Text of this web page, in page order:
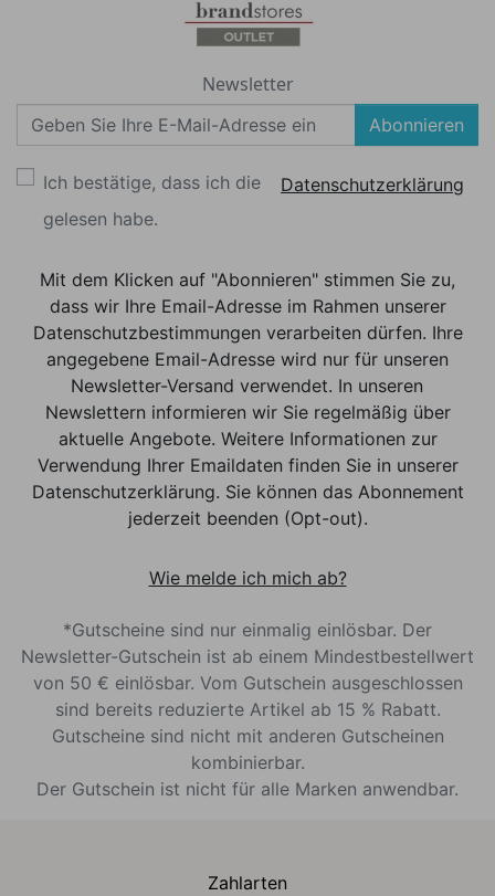
Newsletter
Abonnieren
Ich bestätige, dass ich die
Datenschutzerklärung
gelesen habe.
Mit dem Klicken auf "Abonnieren" stimmen Sie zu,
dass wir Ihre Email-Adresse im Rahmen unserer
Datenschutzbestimmungen verarbeiten dürfen. Ihre
angegebene Email-Adresse wird nur für unseren
Newsletter-Versand verwendet. In unseren
Newslettern informieren wir Sie regelmäßig über
aktuelle Angebote. Weitere Informationen zur
Verwendung Ihrer Emaildaten finden Sie in unserer
Datenschutzerklärung. Sie können das Abonnement
jederzeit beenden (Opt-out).
Wie melde ich mich ab?
*Gutscheine sind nur einmalig einlösbar. Der
Newsletter-Gutschein ist ab einem Mindestbestellwert
von 50 € einlösbar. Vom Gutschein ausgeschlossen
sind bereits reduzierte Artikel ab 15 % Rabatt.
Gutscheine sind nicht mit anderen Gutscheinen
kombinierbar.
Der Gutschein ist nicht für alle Marken anwendbar.
Zahlarten